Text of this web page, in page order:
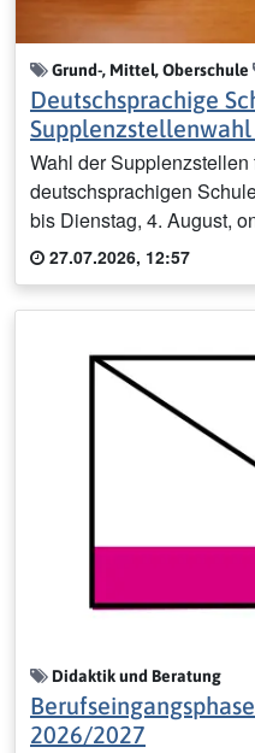
Grund-, Mittel, Oberschule
Deutschsprachige
Supplenzstellenwahl
Wahl der
deutschsprachigen
bis Dienstag, 4. August,
27.07.2026, 12:57
Didaktik und Beratung
2026/2027